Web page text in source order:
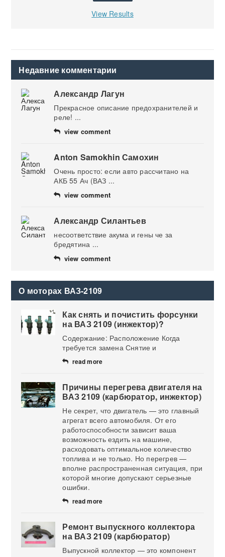
View Results
Недавние комментарии
Александр Лагун
Прекрасное описание предохранителей и
реле! ...
view comment
Anton Samokhin Самохин
Очень просто: если авто рассчитано на
АКБ 55 Ач (ВАЗ ...
view comment
Александр Силантьев
несоответствие акума и гены че за
бредятина ...
view comment
О моторах ВАЗ-2109
Как снять и почистить форсунки
на ВАЗ 2109 (инжектор)?
Содержание: Расположение Когда
требуется замена Снятие и
read more
Причины перегрева двигателя на
ВАЗ 2109 (карбюратор, инжектор)
Не секрет, что двигатель — это главный
агрегат всего автомобиля. От его
работоспособности зависит ваша
возможность ездить на машине,
расходовать оптимальное количество
топлива и не только. Но перегрев —
вполне распространенная ситуация, при
которой многие допускают серьезные
ошибки.
read more
Ремонт выпускного коллектора
на ВАЗ 2109 (карбюратор)
Выпускной коллектор — это компонент